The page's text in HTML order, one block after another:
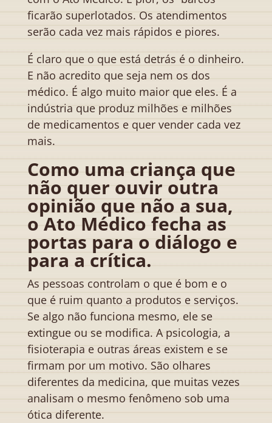
ficarão superlotados. Os atendimentos
serão cada vez mais rápidos e piores.
É claro que o que está detrás é o dinheiro.
E não acredito que seja nem os dos
médico. É algo muito maior que eles. É a
indústria que produz milhões e milhões
de medicamentos e quer vender cada vez
mais.
Como uma criança que
não quer ouvir outra
opinião que não a sua,
o Ato Médico fecha as
portas para o diálogo e
para a crítica.
As pessoas controlam o que é bom e o
que é ruim quanto a produtos e serviços.
Se algo não funciona mesmo, ele se
extingue ou se modifica. A psicologia, a
fisioterapia e outras áreas existem e se
firmam por um motivo. São olhares
diferentes da medicina, que muitas vezes
analisam o mesmo fenômeno sob uma
ótica diferente.